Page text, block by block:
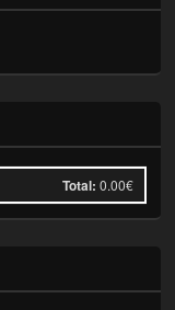
Total: 0.00€